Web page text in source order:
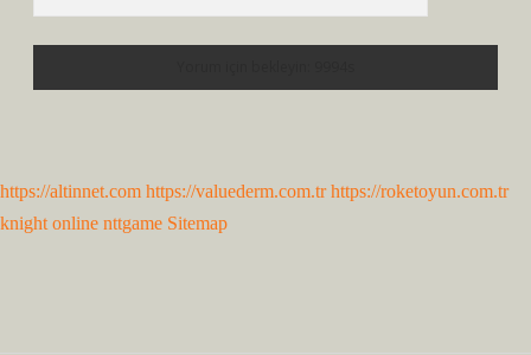
https://altinnet.com https://valuederm.com.tr https://roketoyun.com.tr
knight online nttgame Sitemap